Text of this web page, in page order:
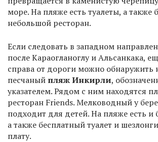
море. На пляже есть туалеты, а также
небольшой ресторан.
Если следовать в западном
после Караогланоглу и Альсанкака,
справа от дороги можно обнаружить
песчаный пляжИнкирли,
указателем. Рядом с ним находятся
ресторан Friends. Мелководный у
подходит для детей. На пляже есть и
а также бесплатный туалет и
плату.